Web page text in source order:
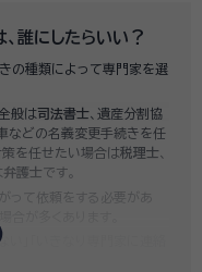
しまう場合もあるなど、非
を明らかにし、無料で見積
自身で対応できないものの
にご相談ください。
誰にしたらいい？
の種類によって専門家を選
般は司法書士 、遺産分割協
などの名義変更手続きを任
策を任せたい場合は税理士
弁護士です。
って依頼をする必要があ
」「いきなり専門家に連絡